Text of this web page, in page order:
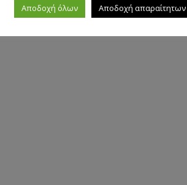
Αποδοχή όλων Αποδοχή απαραίτητων